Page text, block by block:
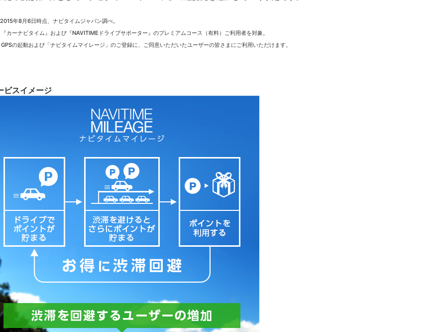
年8月6日時点、ナビタイムジャパン調べ。
カーナビタイム』および『NAVITIMEドライブサポーター』のプレミアムコース（有料）ご利用者を対象。
の起動および「ナビタイムマイレージ」のご登録に、ご同意いただいたユーザーの皆さまにご利用いただけます。
ビスイメージ